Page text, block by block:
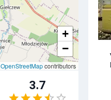
+
−
OpenStreetMapcontributors
3.7